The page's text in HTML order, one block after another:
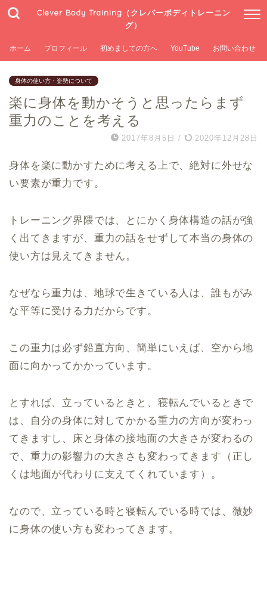
Clever Body Training（クレバーボディトレーニン
グ）
ホーム プロフィール 初めましての方へ YouTube お問い合わせ
身体の使い方・姿勢について
楽に身体を動かそうと思ったらまず
重力のことを考える
2017年8月5日 / 2020年12月28日
身体を楽に動かすために考える上で、絶対に外せな
い要素が重力です。
トレーニング界隈では、とにかく身体構造の話が強
く出てきますが、重力の話をせずして本当の身体の
使い方は見えてきません。
なぜなら重力は、地球で生きている人は、誰もがみ
な平等に受ける力だからです。
この重力は必ず鉛直方向、簡単にいえば、空から地
面に向かってかかっています。
とすれば、立っているときと、寝転んでいるときで
は、自分の身体に対してかかる重力の方向が変わっ
てきますし、床と身体の接地面の大きさが変わるの
で、重力の影響力の大きさも変わってきます（正し
くは地面が代わりに支えてくれています）。
なので、立っている時と寝転んでいる時では、微妙
に身体の使い方も変わってきます。